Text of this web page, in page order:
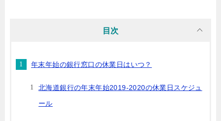
目次
年末年始の銀行窓口の休業日はいつ？
北海道銀行の年末年始2019-2020の休業日スケジュ
ール